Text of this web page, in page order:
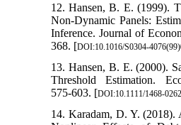
12. Hansen, B. E. (1999).
Non-Dynamic Panels:
Inference. Journal of
368. [DOI:10.1016/S0304-
13. Hansen, B. E. (2000).
Threshold Estimation.
575-603. [DOI:10.1111/1468-
14. Karadam, D. Y. (2018).